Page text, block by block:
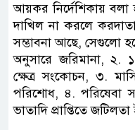
আয়কর নির্দেশিকায় বলা
দাখিল না করলে
সম্ভাবনা আছে,
অনুসারে জরিমানা, ২.
ক্ষেত্র সংকোচন, ৩.
পরিশোধ, ৪. পরিষেবা
ভাতাদি প্রাপ্তিতে জটিলতা